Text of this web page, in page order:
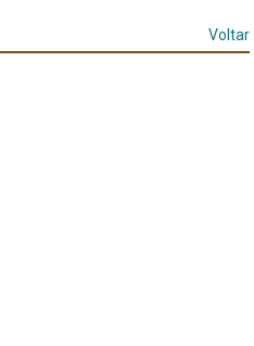
Voltar